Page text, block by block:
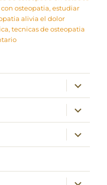
osteopatia,estudiar
alivia el dolor
,tecnicas de osteopatia
en
expande
el
menú
inferior
expande
el
menú
inferior
expande
el
menú
expande